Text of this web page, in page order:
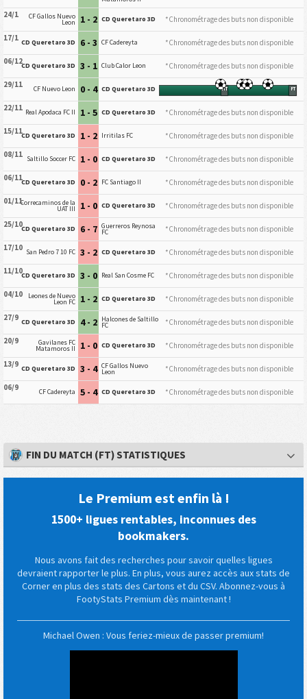
24/1
CF Gallos Nuevo
Leon 1 - 2 CD Queretaro 3D
*Chronométrage des buts non disponible
17/1 CD Queretaro 3D 6 - 3 CF Cadereyta
*Chronométrage des buts non disponible
06/12CD Queretaro 3D 3 - 1 Club Calor Leon
*Chronométrage des buts non disponible
29/11
CF Nuevo Leon 0 - 4 CD Queretaro 3D HT FT
22/11 Real Apodaca FC II 1 - 5 CD Queretaro 3D
*Chronométrage des buts non disponible
15/11CD Queretaro 3D 1 - 2 Irritilas FC
*Chronométrage des buts non disponible
08/11 Saltillo Soccer FC 1 - 0 CD Queretaro 3D
*Chronométrage des buts non disponible
06/11CD Queretaro 3D 0 - 2 FC Santiago II
*Chronométrage des buts non disponible
01/11Correcaminos de la
UAT III 1 - 0 CD Queretaro 3D
*Chronométrage des buts non disponible
25/10CD Queretaro 3D 6 - 7 Guerreros Reynosa
FC
*Chronométrage des buts non disponible
17/10 San Pedro 7 10 FC 3 - 2 CD Queretaro 3D
*Chronométrage des buts non disponible
11/10CD Queretaro 3D 3 - 0 Real San Cosme FC
*Chronométrage des buts non disponible
04/10
Leones de Nuevo
Leon FC 1 - 2 CD Queretaro 3D
*Chronométrage des buts non disponible
27/9 CD Queretaro 3D 4 - 2 Halcones de Saltillo
FC
*Chronométrage des buts non disponible
20/9
Gavilanes FC
Matamoros II 1 - 0 CD Queretaro 3D
*Chronométrage des buts non disponible
13/9 CD Queretaro 3D 3 - 4 CF Gallos Nuevo
Leon
*Chronométrage des buts non disponible
06/9
CF Cadereyta 5 - 4 CD Queretaro 3D *Chronométrage des buts non disponible
FIN DU MATCH (FT) STATISTIQUES
Le Premium est enfin là !
1500+ ligues rentables, inconnues des
bookmakers.
Nous avons fait des recherches pour savoir quelles ligues
devraient rapporter le plus. En plus, vous aurez accès aux stats de
Corner en plus des stats des Cartons et du CSV. Abonnez-vous à
FootyStats Premium dès maintenant !
Michael Owen : Vous feriez-mieux de passer premium!